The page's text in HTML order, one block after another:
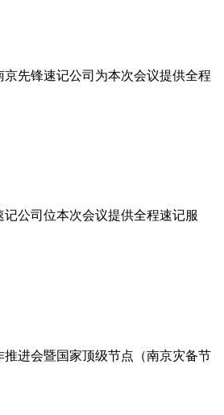
先锋速记公司为本次会议提供全程
公司位本次会议提供全程速记服
进会暨国家顶级节点（南京灾备节